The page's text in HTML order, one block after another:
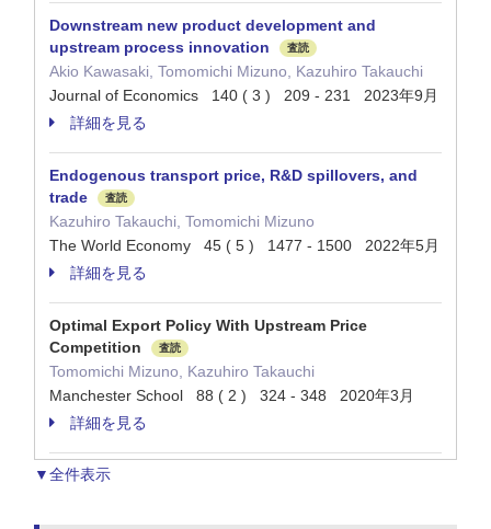
Downstream new product development and
upstream process innovation
査読
Akio Kawasaki, Tomomichi Mizuno, Kazuhiro Takauchi
Journal of Economics 140 ( 3 ) 209 - 231 2023年9月
詳細を見る
Endogenous transport price, R&D spillovers, and
trade
査読
Kazuhiro Takauchi, Tomomichi Mizuno
The World Economy 45 ( 5 ) 1477 - 1500 2022年5月
詳細を見る
Optimal Export Policy With Upstream Price
Competition
査読
Tomomichi Mizuno, Kazuhiro Takauchi
Manchester School 88 ( 2 ) 324 - 348 2020年3月
詳細を見る
▼全件表示